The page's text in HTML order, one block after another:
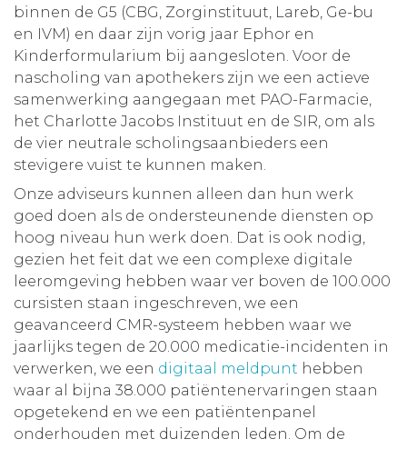
binnen de G5 (CBG, Zorginstituut, Lareb, Ge-bu
en IVM) en daar zijn vorig jaar Ephor en
Kinderformularium bij aangesloten. Voor de
nascholing van apothekers zijn we een actieve
samenwerking aangegaan met PAO-Farmacie,
het Charlotte Jacobs Instituut en de SIR, om als
de vier neutrale scholingsaanbieders een
stevigere vuist te kunnen maken.
Onze adviseurs kunnen alleen dan hun werk
goed doen als de ondersteunende diensten op
hoog niveau hun werk doen. Dat is ook nodig,
gezien het feit dat we een complexe digitale
leeromgeving hebben waar ver boven de 100.000
cursisten staan ingeschreven, we een
geavanceerd CMR-systeem hebben waar we
jaarlijks tegen de 20.000 medicatie-incidenten in
verwerken, we een digitaal meldpunt hebben
waar al bijna 38.000 patiëntenervaringen staan
opgetekend en we een patiëntenpanel
onderhouden met duizenden leden. Om de